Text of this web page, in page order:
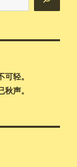
轻。
声。